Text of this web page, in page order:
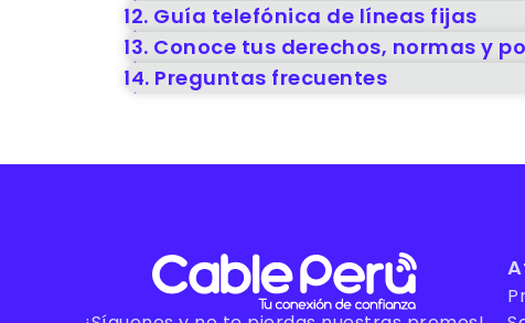
12. Guía telefónica de líneas fijas
13. Conoce tus derechos, normas y
14. Preguntas frecuentes